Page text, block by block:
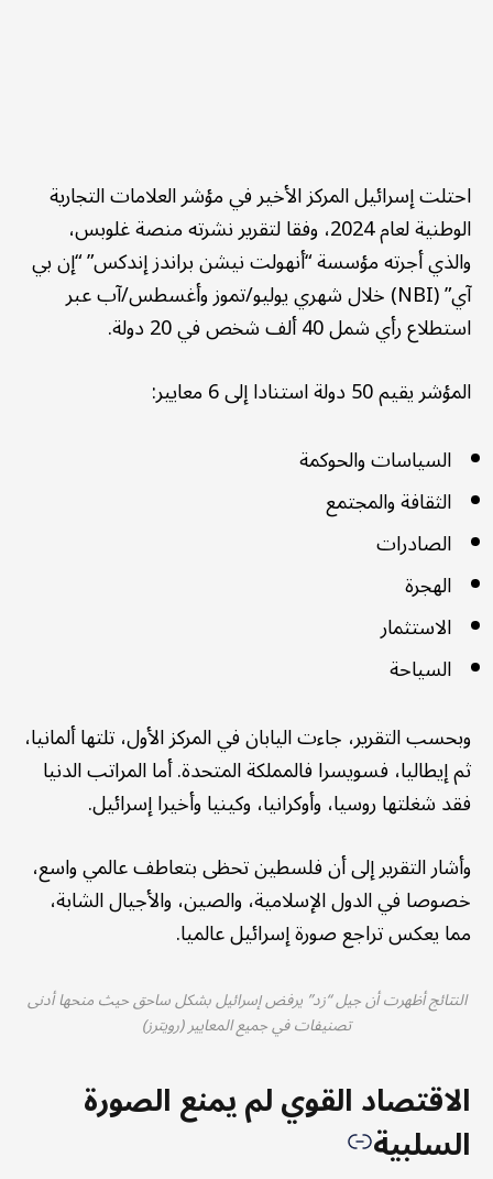
احتلت إسرائيل المركز الأخير في مؤشر العلامات التجارية
الوطنية لعام 2024، وفقا لتقرير نشرته منصة غلوبس،
والذي أجرته مؤسسة “أنهولت نيشن براندز إندكس” “إن بي
آي” (NBI) خلال شهري يوليو/تموز وأغسطس/آب عبر
استطلاع رأي شمل 40 ألف شخص في 20 دولة.
المؤشر يقيم 50 دولة استنادا إلى 6 معايير:
السياسات والحوكمة
الثقافة والمجتمع
الصادرات
الهجرة
الاستثمار
السياحة
وبحسب التقرير، جاءت اليابان في المركز الأول، تلتها ألمانيا،
ثم إيطاليا، فسويسرا فالمملكة المتحدة. أما المراتب الدنيا
فقد شغلتها روسيا، وأوكرانيا، وكينيا وأخيرا إسرائيل.
وأشار التقرير إلى أن فلسطين تحظى بتعاطف عالمي واسع،
خصوصا في الدول الإسلامية، والصين، والأجيال الشابة،
مما يعكس تراجع صورة إسرائيل عالميا.
النتائج أظهرت أن جيل “زد” يرفض إسرائيل بشكل ساحق حيث منحها أدنى
تصنيفات في جميع المعايير (رويترز)
الاقتصاد القوي لم يمنع الصورة
السلبية